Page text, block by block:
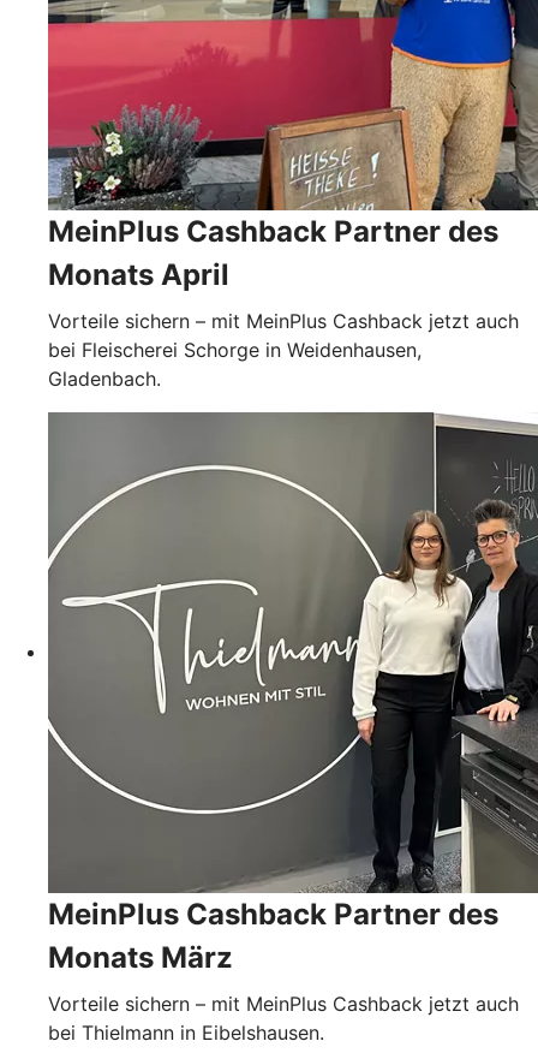
MeinPlus Cashback Partner des
Monats April
Vorteile sichern – mit MeinPlus Cashback jetzt auch
bei Fleischerei Schorge in Weidenhausen,
Gladenbach.
MeinPlus Cashback Partner des
Monats März
Vorteile sichern – mit MeinPlus Cashback jetzt auch
bei Thielmann in Eibelshausen.